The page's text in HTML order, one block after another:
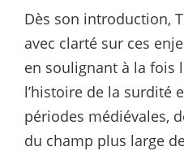
Dès son introduction,
avec clarté sur ces
en soulignant à la fois
l’histoire de la surdité
périodes médiévales,
du champ plus large